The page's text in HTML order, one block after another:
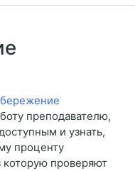
преподавателю,
и узнать,
проценту
которую проверяют